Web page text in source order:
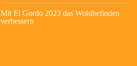
Mit El Gordo 2023 das Wohlbefinden
verbessern